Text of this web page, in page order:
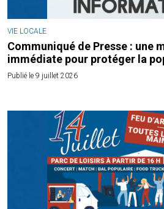
VIE LOCALE
Communiqué de Presse : une
immédiate pour protéger la
Publié le 9 juillet 2026